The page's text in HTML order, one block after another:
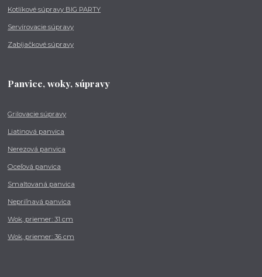
Kotlíkové súpravy BIG PARTY
Servírovacie súpravy
Zabíjačkové súpravy
Panvice, woky, súpravy
Grilovacie súpravy
Liatinová panvica
Nerezová panvica
Oceľová panvica
Smaltovaná panvica
Nepriľnavá panvica
Wok, priemer: 31 cm
Wok, priemer: 36 cm